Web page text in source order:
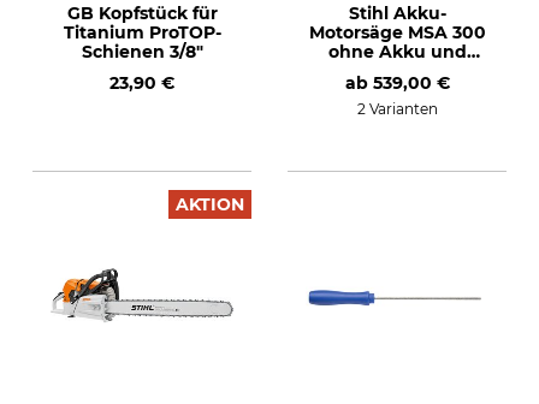
GB Kopfstück für
Titanium ProTOP-
Schienen 3/8"
23,90 €
Stihl Akku-
Motorsäge MSA 300
ohne Akku und
Ladegerät
ab 539,00 €
2 Varianten
AKTION